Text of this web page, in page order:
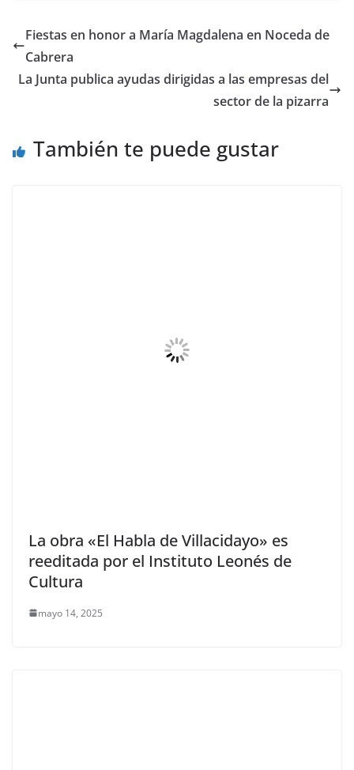
Fiestas en honor a María Magdalena en Noceda de
Cabrera
La Junta publica ayudas dirigidas a las empresas del
sector de la pizarra
También te puede gustar
La obra «El Habla de Villacidayo» es
reeditada por el Instituto Leonés de
Cultura
mayo 14, 2025